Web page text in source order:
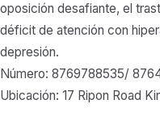
oposición desafiante, el
déficit de atención con
depresión.
Número: 8769788535/
Ubicación: 17 Ripon Road